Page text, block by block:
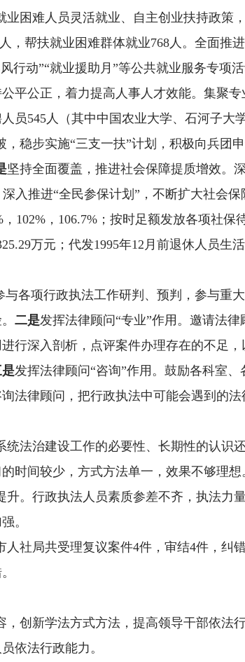
业困难人员灵活就业、自主创业扶持政策
人，帮扶就业困难群体就业768人 。 全面推进
行动”“就业援助月”等公共就业服务专项
公平公正，着力提高人事人才效能。 集聚专
员545人 （其中中国农业大学、石河子大
，稳步实施“三支一扶”计划 ，积极向兵团
坚持全面覆盖，推进社会保障提质增效。
深入推进“全民参保计划”，不断扩大社会
， 102% ， 106.7% ； 按时足额发放各项社保
万元；代发1995年12 月前退休人员生
与各项行政执法工作研判、预判，参与重
二是发挥法律顾问 “专业”作用。邀请法
行深入剖析，点评案件办理存在的不足
发挥法律顾问 “咨询”作用。鼓励各科室
法律顾问，把行政执法中可能会遇到的法
统法治建设工作的必要性、长期性的认识
时间较少，方式方法单一，效果不够理想
升。行政执法人员素质参差不齐，执法力
。
人社局共受理复议案件4件，审结4件，纠
，创新学法方式方法，提高领导干部依法
依法行政能力。